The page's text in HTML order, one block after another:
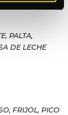
PALTA,
DE LECHE
FRIJOL, PICO